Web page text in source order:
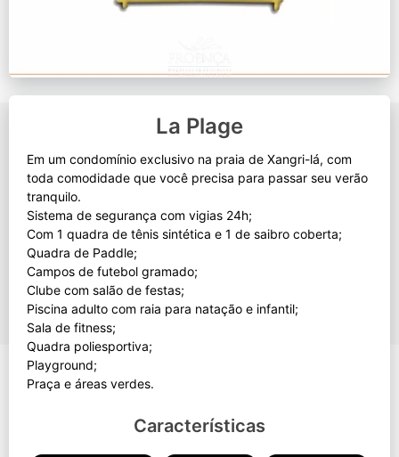
La Plage
Em um condomínio exclusivo na praia de Xangri-lá, com
toda comodidade que você precisa para passar seu verão
tranquilo.
Sistema de segurança com vigias 24h;
Com 1 quadra de tênis sintética e 1 de saibro coberta;
Quadra de Paddle;
Campos de futebol gramado;
Clube com salão de festas;
Piscina adulto com raia para natação e infantil;
Sala de fitness;
Quadra poliesportiva;
Playground;
Características